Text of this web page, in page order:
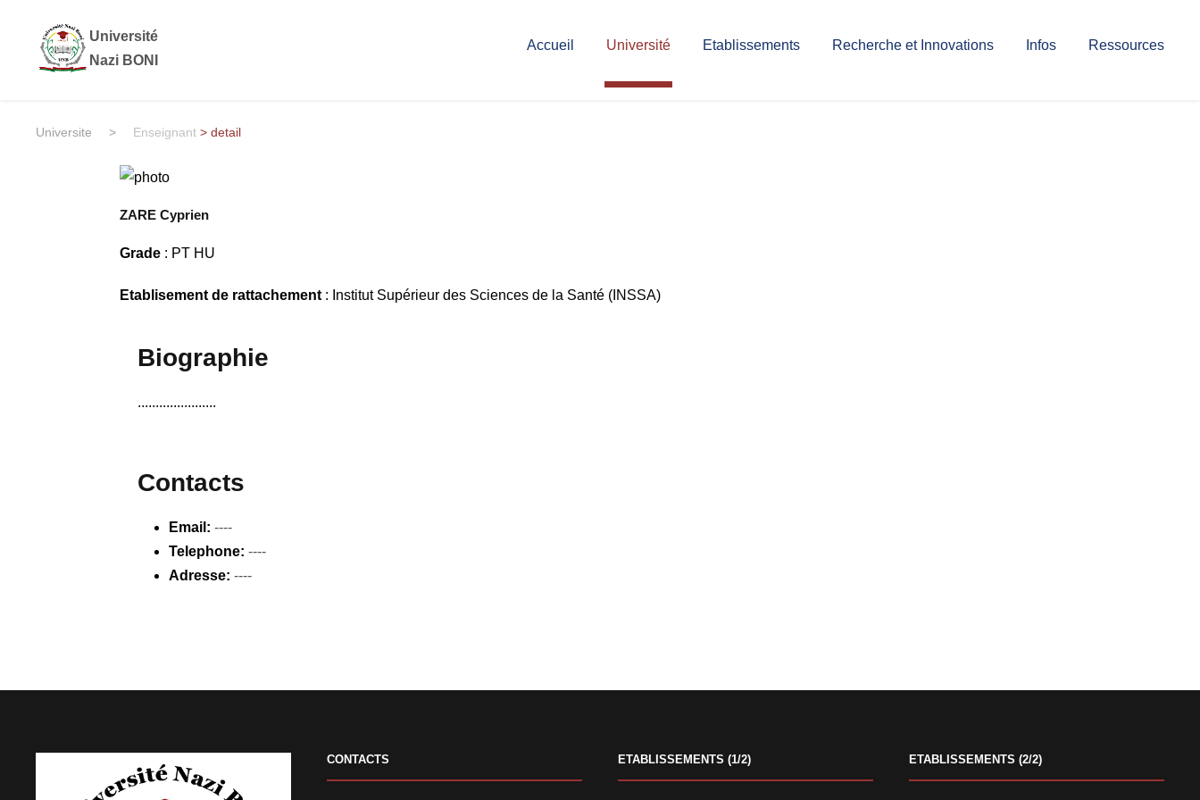
Université
Nazi BONI
Accueil Université Etablissements Recherche et Innovations Infos Ressources
Universite > Enseignant > detail
ZARE Cyprien
Grade : PT HU
Etablisement de rattachement: Institut Supérieur des Sciences de la Santé (INSSA)
Biographie
......................
Contacts
Email: ----
Telephone: ----
Adresse: ----
CONTACTS ETABLISSEMENTS (1/2) ETABLISSEMENTS (2/2)